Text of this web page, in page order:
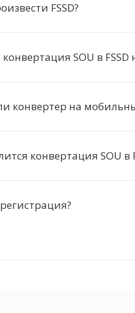
FSSD?
SOU в FSSD
конвертер на
конвертация SOU в